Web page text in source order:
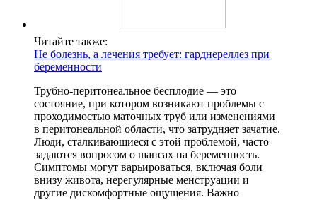
Читайте также:
Не болезнь, а лечения требует: гарднереллез при
беременности
Трубно-перитонеальное бесплодие — это
состояние, при котором возникают проблемы с
проходимостью маточных труб или изменениями
в перитонеальной области, что затрудняет зачатие.
Люди, сталкивающиеся с этой проблемой, часто
задаются вопросом о шансах на беременность.
Симптомы могут варьироваться, включая боли
внизу живота, нерегулярные менструации и
другие дискомфортные ощущения. Важно